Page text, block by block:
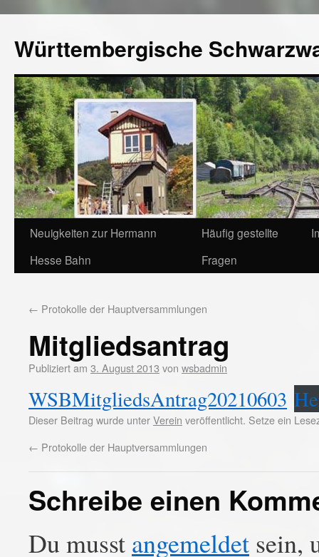
Württembergische
Neuigkeiten zur Hermann
Hesse Bahn
Häufig gestellte
Fragen
← Protokolle der Hauptversammlungen
Mitgliedsantrag
Publiziert am 3. August 2013 von wsbadmin
WSBMitgliedsAntrag20210603
Dieser Beitrag wurde unterVerein veröffentlicht. Setze ein
← Protokolle der Hauptversammlungen
Schreibe einen
Du musst angemeldet sein,